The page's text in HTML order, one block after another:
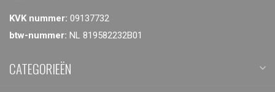
KVK nummer: 09137732
btw-nummer: NL 819582232B01
CATEGORIEËN